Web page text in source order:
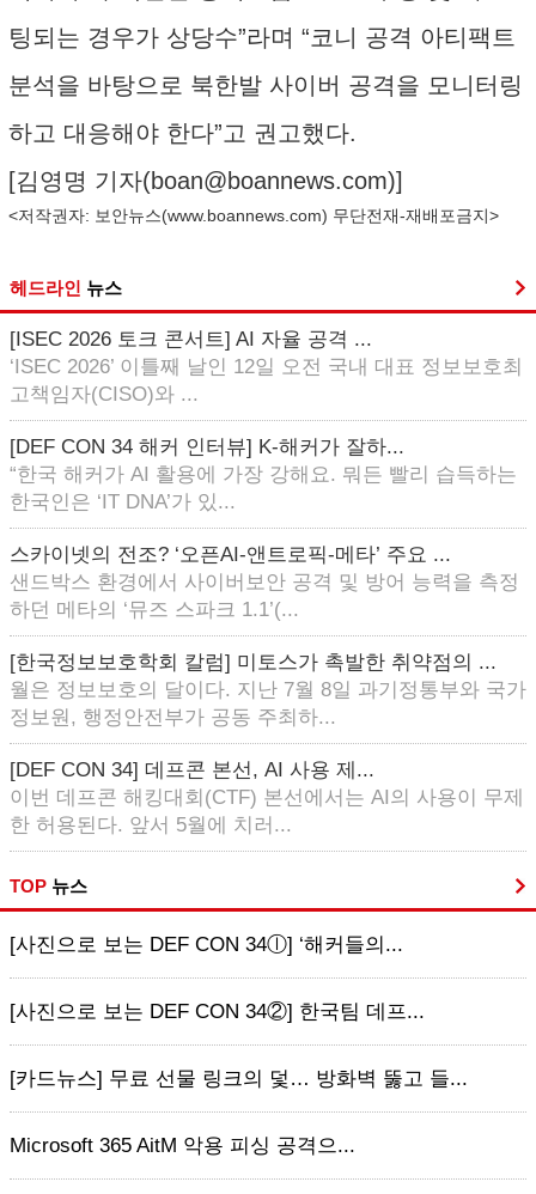
팅되는 경우가 상당수”라며 “코니 공격 아티팩트
분석을 바탕으로 북한발 사이버 공격을 모니터링
하고 대응해야 한다”고 권고했다.
[김영명 기자(boan@boannews.com)]
<저작권자: 보안뉴스(www.boannews.com) 무단전재-재배포금지>
헤드라인 뉴스
[ISEC 2026 토크 콘서트] AI 자율 공격 ...
‘ISEC 2026’ 이틀째 날인 12일 오전 국내 대표 정보보호최
고책임자(CISO)와 ...
[DEF CON 34 해커 인터뷰] K-해커가 잘하...
“한국 해커가 AI 활용에 가장 강해요. 뭐든 빨리 습득하는
한국인은 ‘IT DNA’가 있...
스카이넷의 전조? ‘오픈AI-앤트로픽-메타’ 주요 ...
샌드박스 환경에서 사이버보안 공격 및 방어 능력을 측정
하던 메타의 ‘뮤즈 스파크 1.1’(...
[한국정보보호학회 칼럼] 미토스가 촉발한 취약점의 ...
월은 정보보호의 달이다. 지난 7월 8일 과기정통부와 국가
정보원, 행정안전부가 공동 주최하...
[DEF CON 34] 데프콘 본선, AI 사용 제...
이번 데프콘 해킹대회(CTF) 본선에서는 AI의 사용이 무제
한 허용된다. 앞서 5월에 치러...
TOP 뉴스
[사진으로 보는 DEF CON 34ⓛ] ‘해커들의...
[사진으로 보는 DEF CON 34②] 한국팀 데프...
[카드뉴스] 무료 선물 링크의 덫… 방화벽 뚫고 들...
Microsoft 365 AitM 악용 피싱 공격으...